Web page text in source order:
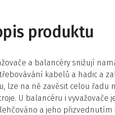
produktu
a balancéry snižují
kabelů a hadic a
lze na ně zavěsit celou řadu
U balancéru i
a jeho přizvednutím